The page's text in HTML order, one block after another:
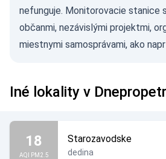
nefunguje. Monitorovacie stanice
občanmi, nezávislými projektmi,
miestnymi samosprávami, ako
Iné lokality v
18
AQI PM2.5
Starozavodske
dedina